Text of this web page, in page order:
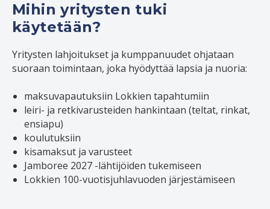
Mihin yritysten tuki
käytetään?
Yritysten lahjoitukset ja kumppanuudet ohjataan
suoraan toimintaan, joka hyödyttää lapsia ja nuoria:
maksuvapautuksiin Lokkien tapahtumiin
leiri- ja retkivarusteiden hankintaan (teltat, rinkat,
ensiapu)
koulutuksiin
kisamaksut ja varusteet
Jamboree 2027 -lähtijöiden tukemiseen
Lokkien 100-vuotisjuhlavuoden järjestämiseen